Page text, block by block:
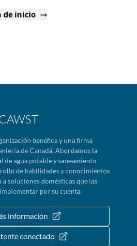
de inicio
benéfica y una firma
de Canadá. Abordamos la
de agua potable y saneamiento
de habilidades y conocimientos
a soluciones domésticas que las
por su cuenta.
información
conectado